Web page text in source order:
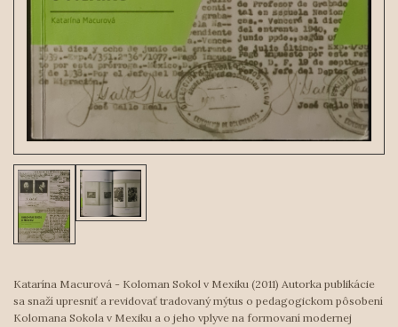
Katarína Macurová - Koloman Sokol v Mexiku (2011) Autorka publikácie
sa snaží upresniť a revidovať tradovaný mýtus o pedagogickom pôsobení
Kolomana Sokola v Mexiku a o jeho vplyve na formovaní modernej